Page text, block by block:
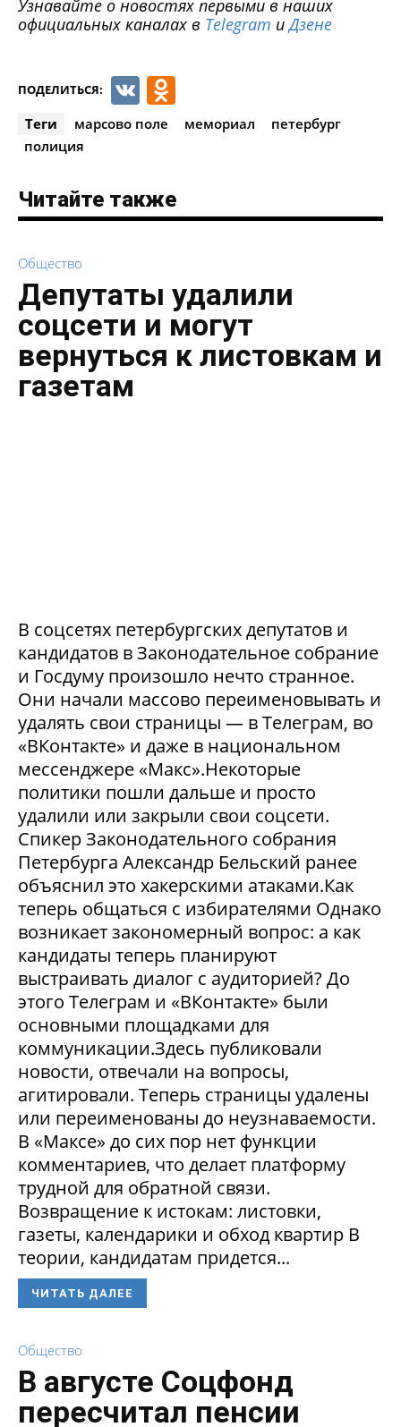
Узнавайте о новостях первыми в наших
официальных каналах в Telegram иДзене
ПОДЕЛИТЬСЯ: VK
Теги марсово поле мемориал
петербург
полиция
Читайте также
Общество
Депутаты удалили
соцсети и могут
вернуться к листовкам и
газетам
В соцсетях петербургских депутатов и
кандидатов в Законодательное собрание
и Госдуму произошло нечто странное.
Они начали массово переименовывать и
удалять свои страницы — в Телеграм, во
«ВКонтакте» и даже в национальном
мессенджере «Макс».Некоторые
политики пошли дальше и просто
удалили или закрыли свои соцсети.
Спикер Законодательного собрания
Петербурга Александр Бельский ранее
объяснил это хакерскими атаками.Как
теперь общаться с избирателями Однако
возникает закономерный вопрос: а как
кандидаты теперь планируют
выстраивать диалог с аудиторией? До
этого Телеграм и «ВКонтакте» были
основными площадками для
коммуникации.Здесь публиковали
новости, отвечали на вопросы,
агитировали. Теперь страницы удалены
или переименованы до неузнаваемости.
В «Максе» до сих пор нет функции
комментариев, что делает платформу
трудной для обратной связи.
Возвращение к истокам: листовки,
газеты, календарики и обход квартир В
теории, кандидатам придется...
ЧИТАТЬ ДАЛЕЕ
Общество
В августе Соцфонд
пересчитал пенсии